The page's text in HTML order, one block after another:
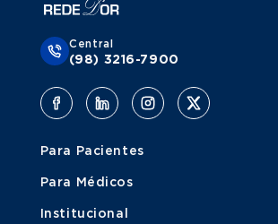
Central
(98) 3216-7900
Para Pacientes
Para Médicos
Institucional